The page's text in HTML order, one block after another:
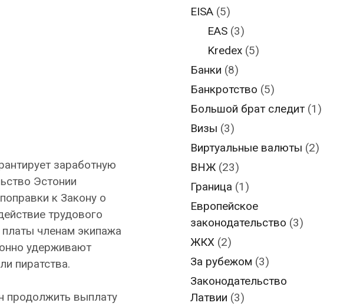
заработную
Эстонии
к Закону о
трудового
членам экипажа
удерживают
пиратства.
продолжить выплату
EISA (5)
EAS(3)
Kredex(5)
Банки (8)
Банкротство (5)
Большой брат следит (1)
Визы (3)
Виртуальные валюты (2)
ВНЖ (23)
Граница (1)
Европейское
законодательство (3)
ЖКХ (2)
За рубежом (3)
Законодательство
Латвии (3)